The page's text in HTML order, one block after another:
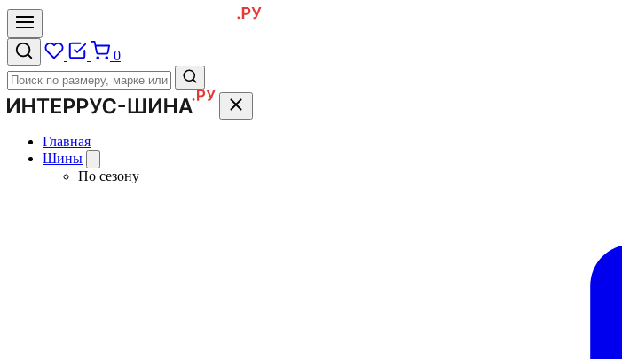
0
Главная
Шины
По сезону